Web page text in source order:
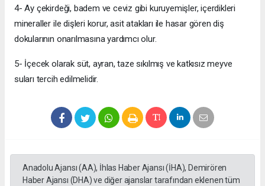
4- Ay çekirdeği, badem ve ceviz gibi kuruyemişler, içerdikleri
mineraller ile dişleri korur, asit atakları ile hasar gören diş
dokularının onarılmasına yardımcı olur.
5- İçecek olarak süt, ayran, taze sıkılmış ve katkısız meyve
suları tercih edilmelidir.
Anadolu Ajansı (AA), İhlas Haber Ajansı (İHA), Demirören
Haber Ajansı (DHA) ve diğer ajanslar tarafından eklenen tüm